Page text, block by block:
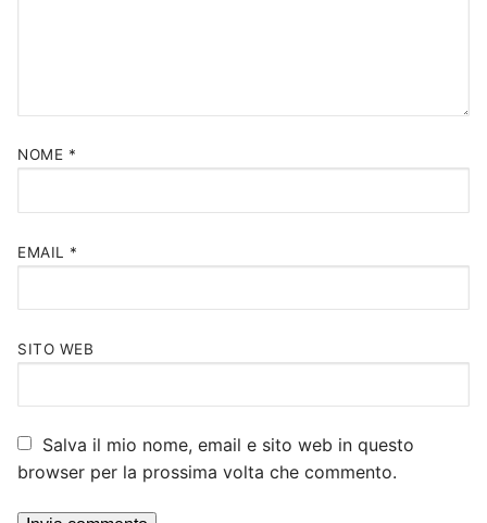
NOME *
EMAIL *
SITO WEB
Salva il mio nome, email e sito web in questo
browser per la prossima volta che commento.